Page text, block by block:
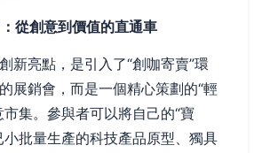
從創意到價值的直通車
新亮點，是引入了“創咖寄賣”環
展銷會，而是一個精心策劃的“輕
集。參與者可以將自己的“寶
批量生產的科技產品原型、獨具